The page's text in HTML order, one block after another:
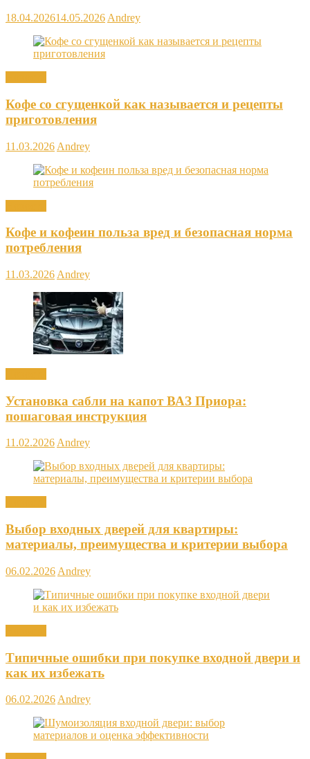
18.04.202614.05.2026 Andrey
Кофе со сгущенкой как называется и рецепты
приготовления
11.03.2026 Andrey
Кофе и кофеин польза вред и безопасная норма
потребления
11.03.2026 Andrey
Установка сабли на капот ВАЗ Приора:
пошаговая инструкция
11.02.2026Andrey
Выбор входных дверей для квартиры:
материалы, преимущества и критерии выбора
06.02.2026 Andrey
Типичные ошибки при покупке входной двери и
как их избежать
06.02.2026 Andrey